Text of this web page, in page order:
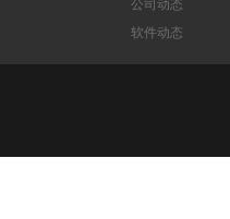
公司动态
软件动态